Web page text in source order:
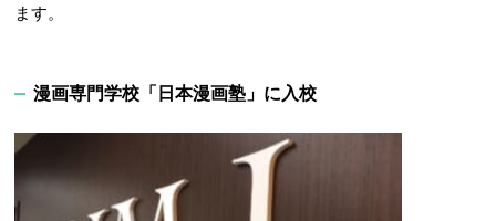
ます。
漫画専門学校「日本漫画塾」に入校